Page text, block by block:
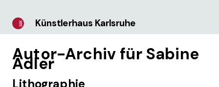
Künstlerhaus Karlsruhe
Autor-Archiv für Sabine
Adler
Lithographie